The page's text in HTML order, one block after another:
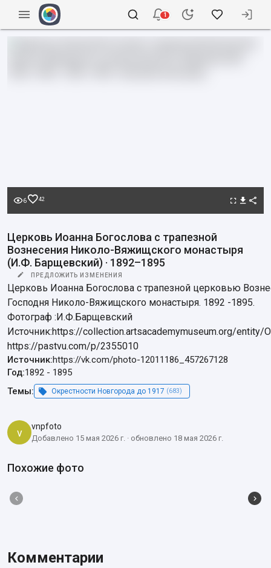
1
6 42
Церковь Иоанна Богослова с трапезной
Вознесения Николо-Вяжищского монастыря
(И.Ф. Барщевский) · 1892–1895
ПРЕДЛОЖИТЬ ИЗМЕНЕНИЯ
Церковь Иоанна Богослова с трапезной церковью
Господня Николо-Вяжищского монастыря. 1892 -1895.
Фотограф :И.Ф.Барщевский
Источник:https://collection.artsacademymuseum.org/entity/
https://pastvu.com/p/2355010
Источник:https://vk.com/photo-12011186_457267128
Год:1892 - 1895
Темы:
Окрестности Новгорода до 1917 (683)
v vnpfoto
Добавлено 15 мая 2026 г. · обновлено 18 мая 2026 г.
Похожие фото
Комментарии